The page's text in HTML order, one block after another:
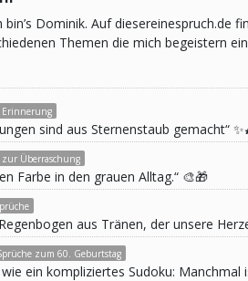
bin’s Dominik. Auf
Themen die mich begeistern
Erinnerung
sind aus Sternenstaub gemacht“
zur Überraschung
Farbe in den grauen Alltag.“ 🎨🎁
aus Tränen, der unsere
zum 60. Geburtstag
ein kompliziertes Sudoku: